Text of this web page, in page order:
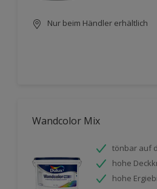
Nur beim Händler erhältlich
Wandcolor Mix
tönbar auf
hohe
hohe